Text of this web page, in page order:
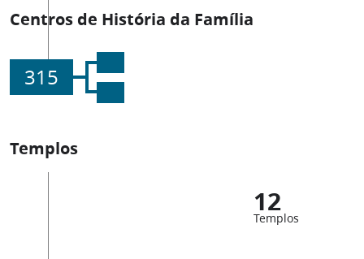
Centros de História da Família
315
Templos
12
Templos